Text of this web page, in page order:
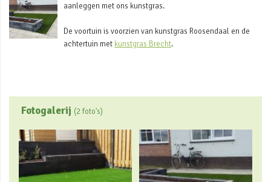
aanleggen met ons kunstgras.
De voortuin is voorzien van kunstgras Roosendaal en de
achtertuin met kunstgras Brecht.
Fotogalerij (2 foto's)